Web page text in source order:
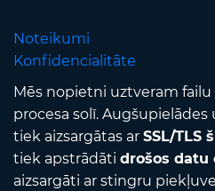
Noteikumi
Konfidencialitāte
Mēs nopietni uztveram
procesa solī.
tiek aizsargātas ar SSL/TLS
tiek apstrādāti drošos datu
aizsargāti ar stingru